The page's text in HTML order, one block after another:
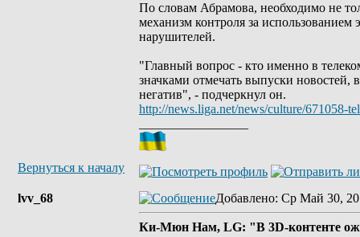
По словам Абрамова, необходимо не
механизм контроля за
нарушителей.
"Главный вопрос - кто именно в
значками отмечать выпуски новостей,
негатив", - подчеркнул он.
http://news.liga.net/news/culture/671058-
Вернуться к началу
lvv_68 Добавлено: Ср Май 30,
Ки-Мюн Нам, LG: "В 3D-контенте